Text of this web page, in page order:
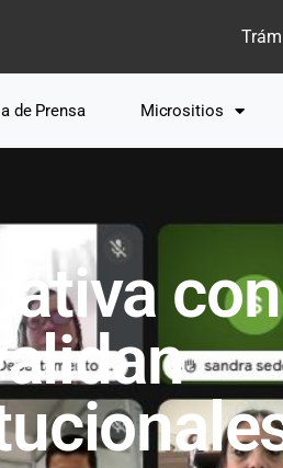
de Prensa Micrositios
con